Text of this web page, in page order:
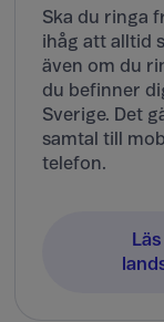
Ska du ringa
ihåg att alltid
även om du
du befinner
Sverige. Det
samtal till
telefon.